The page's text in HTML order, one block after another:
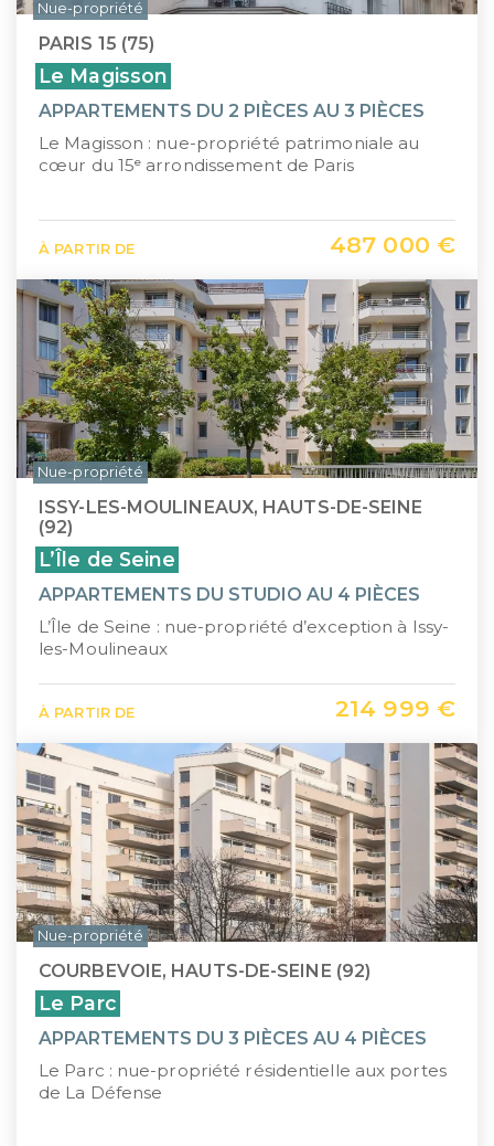
PARIS 15 (75)
Le Magisson
APPARTEMENTS DU 2 PIÈCES AU 3 PIÈCES
Le Magisson : nue-propriété patrimoniale au
cœur du 15ᵉ arrondissement de Paris
À PARTIR DE 487 000 €
Nue-propriété
ISSY-LES-MOULINEAUX, HAUTS-DE-SEINE
(92)
L’Île de Seine
APPARTEMENTS DU STUDIO AU 4 PIÈCES
L’Île de Seine : nue-propriété d’exception à Issy-
les-Moulineaux
À PARTIR DE 214 999 €
Nue-propriété
COURBEVOIE, HAUTS-DE-SEINE (92)
Le Parc
APPARTEMENTS DU 3 PIÈCES AU 4 PIÈCES
Le Parc : nue-propriété résidentielle aux portes
de La Défense
Nue-propriété